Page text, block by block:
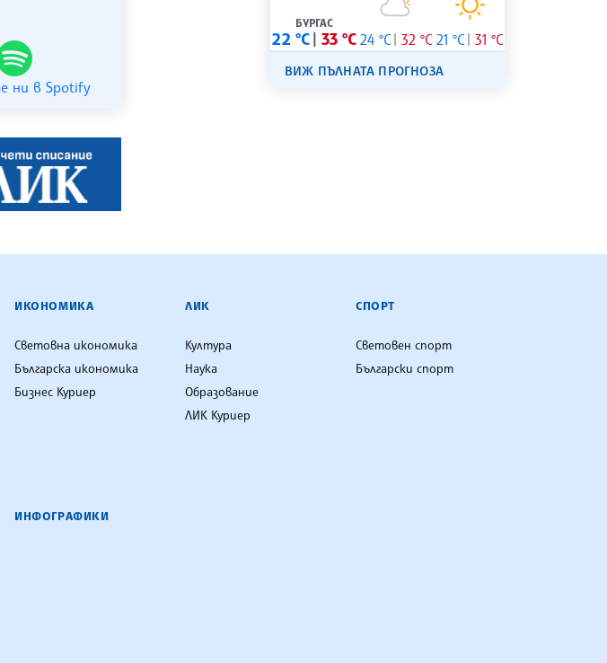
ни в Spotify
БУРГАС
22 °C 33 °C 24 °C 32 °C 21 °C 31 °C
ВИЖ ПЪЛНАТА ПРОГНОЗА
ИКОНОМИКА
Световна икономика
Българска икономика
Бизнес Куриер
ЛИК
Култура
Наука
Образование
ЛИК Куриер
СПОРТ
Световен спорт
Български спорт
ИНФОГРАФИКИ